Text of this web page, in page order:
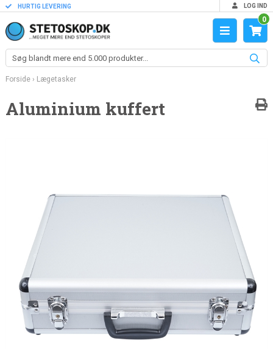
HURTIG LEVERING LOG IND
0
Forside› Lægetasker
Aluminium kuffert